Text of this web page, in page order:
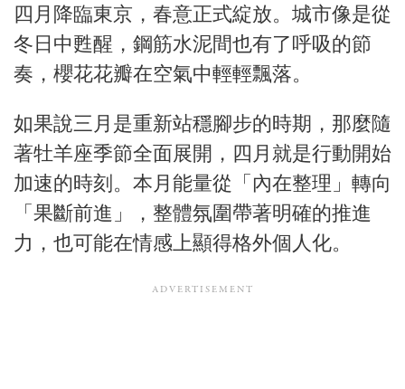
四月降臨東京，春意正式綻放。城市像是從
冬日中甦醒，鋼筋水泥間也有了呼吸的節
奏，櫻花花瓣在空氣中輕輕飄落。
如果說三月是重新站穩腳步的時期，那麼隨
著牡羊座季節全面展開，四月就是行動開始
加速的時刻。本月能量從「內在整理」轉向
「果斷前進」，整體氛圍帶著明確的推進
力，也可能在情感上顯得格外個人化。